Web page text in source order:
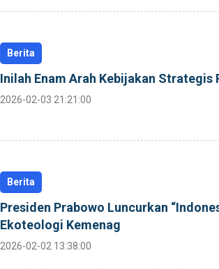
Berita
Inilah Enam Arah Kebijakan Strategis
2026-02-03 21:21:00
Berita
Presiden Prabowo Luncurkan
Ekoteologi Kemenag
2026-02-02 13:38:00